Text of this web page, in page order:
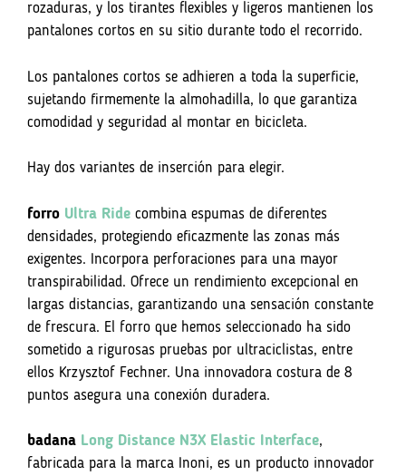
rozaduras, y los tirantes flexibles y ligeros mantienen los
pantalones cortos en su sitio durante todo el recorrido.
Los pantalones cortos se adhieren a toda la superficie,
sujetando firmemente la almohadilla, lo que garantiza
comodidad y seguridad al montar en bicicleta.
Hay dos variantes de inserción para elegir.
forro Ultra Ride combina espumas de diferentes
densidades, protegiendo eficazmente las zonas más
exigentes. Incorpora perforaciones para una mayor
transpirabilidad. Ofrece un rendimiento excepcional en
largas distancias, garantizando una sensación constante
de frescura. El forro que hemos seleccionado ha sido
sometido a rigurosas pruebas por ultraciclistas, entre
ellos Krzysztof Fechner. Una innovadora costura de 8
puntos asegura una conexión duradera.
badana Long Distance N3X Elastic Interface,
fabricada para la marca Inoni, es un producto innovador